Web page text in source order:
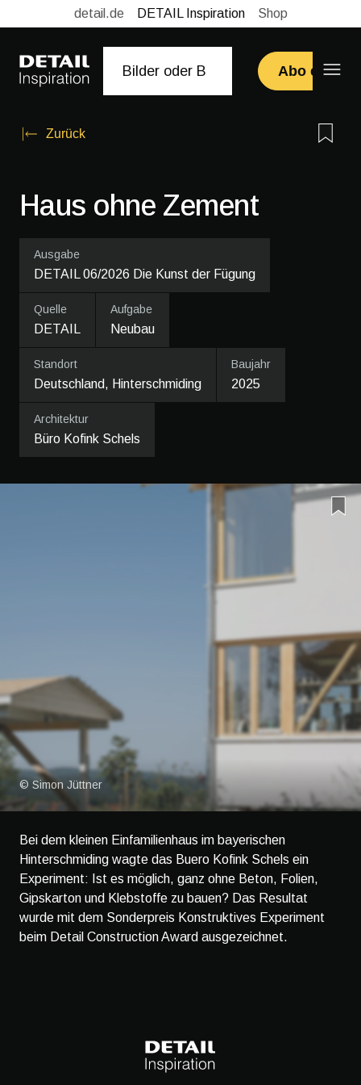
detail.de DETAIL Inspiration Shop
Abo
Zurück
Haus ohne Zement
Ausgabe
DETAIL 06/2026 Die Kunst der Fügung
Quelle
DETAIL
Aufgabe
Neubau
Standort
Deutschland, Hinterschmiding
Baujahr
2025
Architektur
Büro Kofink Schels
© Simon Jüttner
Bei dem kleinen Einfamilienhaus im bayerischen
Hinterschmiding wagte das Buero Kofink Schels ein
Experiment: Ist es möglich, ganz ohne Beton, Folien,
Gipskarton und Klebstoffe zu bauen? Das Resultat
wurde mit dem Sonderpreis Konstruktives Experiment
beim Detail Construction Award ausgezeichnet.